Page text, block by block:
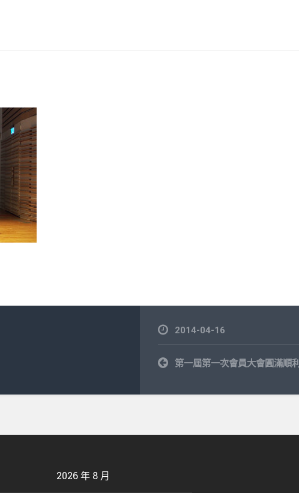
2014-04-16
文
章
覽
第一屆第一次會員大會圓滿順利
2026 年 8 月